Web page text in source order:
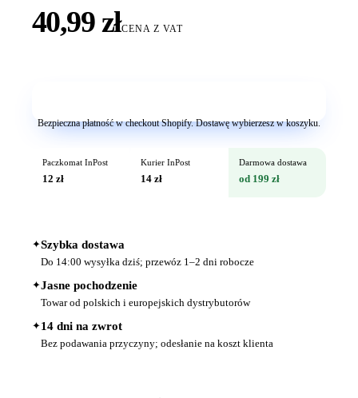
40,99 złCENA Z VAT
Bezpieczna płatność w checkout Shopify. Dostawę wybierzesz w koszyku.
Paczkomat InPost
12 zł
Kurier InPost
14 zł
Darmowa dostawa
od 199 zł
✦Szybka dostawa
Do 14:00 wysyłka dziś; przewóz 1–2 dni robocze
✦Jasne pochodzenie
Towar od polskich i europejskich dystrybutorów
✦14 dni na zwrot
Bez podawania przyczyny; odesłanie na koszt klienta